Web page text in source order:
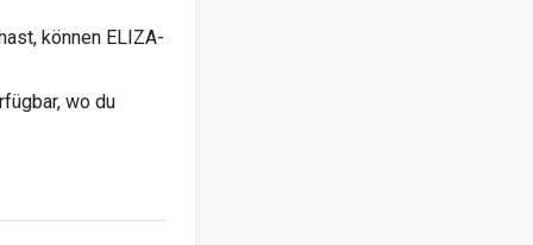
können ELIZA-
wo du